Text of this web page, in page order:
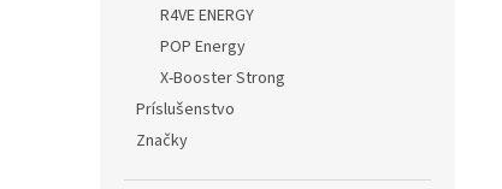
R4VE ENERGY
POP Energy
X-Booster Strong
Príslušenstvo
Značky